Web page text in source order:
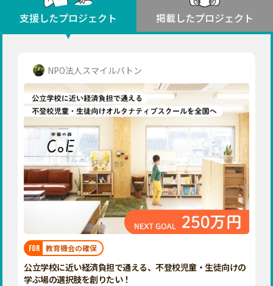
社会貢献
地域からさがす 北海道・東北
北海道
宮城
秋田
山形
福島
関東
茨城
栃木
千葉
茨城 栃木 群馬
千葉
東京
神奈川
新潟 富山 石川 福井
長野
岐阜 静岡 愛知
近畿
三重 滋賀 京都 大阪
兵庫
奈良
和歌山
中国
鳥取 島根 岡山 広島 山口
四国
愛媛 高知
福岡 佐賀 長崎
宮崎
鹿児島 沖縄
支援したプロジェクト 掲載したプロジェクト
NPO法人スマイルバトン
FOR 教育機会の確保
公立学校に近い経済負担で通える、不登校児童・生徒向けの
学ぶ場の選択肢を創りたい！